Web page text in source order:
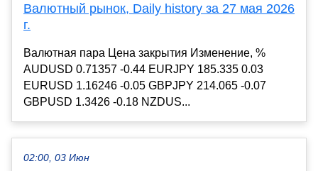
Валютный рынок, Daily history за 27 мая 2026
г.
Валютная пара Цена закрытия Изменение, %
AUDUSD 0.71357 -0.44 EURJPY 185.335 0.03
EURUSD 1.16246 -0.05 GBPJPY 214.065 -0.07
GBPUSD 1.3426 -0.18 NZDUS...
02:00, 03 Июн